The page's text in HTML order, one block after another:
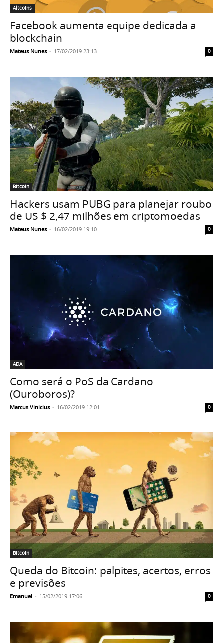
Altcoins
Facebook aumenta equipe dedicada a
blockchain
Mateus Nunes - 17/02/2019 23:13 0
Bitcoin
Hackers usam PUBG para planejar roubo
de US $ 2,47 milhões em criptomoedas
Mateus Nunes - 16/02/2019 19:10 0
ADA
Como será o PoS da Cardano
(Ouroboros)?
Marcus Vinicius - 16/02/2019 12:01 0
Bitcoin
Queda do Bitcoin: palpites, acertos, erros
e previsões
Emanuel - 15/02/2019 17:06 0